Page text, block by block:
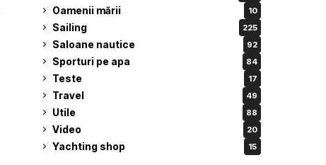
Oamenii mării 10
Sailing 225
Saloane nautice 92
Sporturi pe apa 84
Teste 17
Travel 49
Utile 88
Video 20
Yachting shop 15